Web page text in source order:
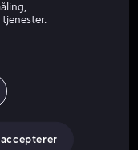
accepterer